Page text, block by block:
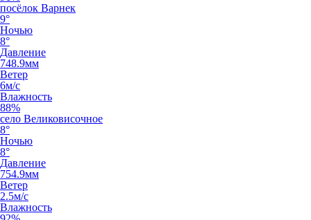
посёлок Варнек
9°
Ночью
8°
Давление
748.9мм
Ветер
6м/с
Влажность
88%
село Великовисочное
8°
Ночью
8°
Давление
754.9мм
Ветер
2.5м/с
Влажность